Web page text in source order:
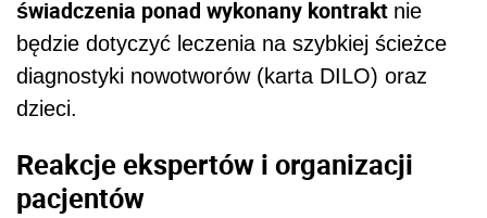
świadczenia ponad wykonany kontrakt nie
będzie dotyczyć leczenia na szybkiej ścieżce
diagnostyki nowotworów (karta DILO) oraz
dzieci.
Reakcje ekspertów i organizacji
pacjentów